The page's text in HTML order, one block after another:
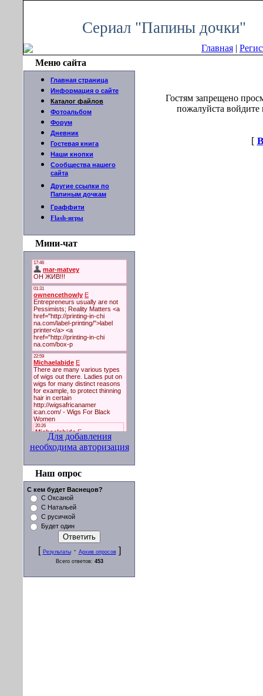
Сериал "Папины дочки"
Главная |
Меню сайта
Главная страница
Информация о сайте
Каталог файлов
Фотоальбом
Форум
Дневник
Гостевая книга
Наши кнопки
Сообщества нашего
сайта
Другие ссылки по
Папиным дочкам
Граффити
Flash-игры
Мини-чат
Для добавления
необходима авторизация
Наш опрос
С кем будет Васнецов?
С Оксаной
С Натальей
С русичкой
Будет один
[ Результаты· Архив опросов]
Всего ответов: 453
Гостям запрещено
пожалуйста войдите
[